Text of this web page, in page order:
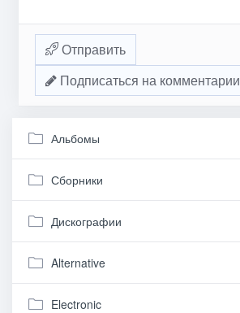
Отправить
Подписаться на комментарии
Альбомы
Сборники
Дискографии
Alternative
Electronic